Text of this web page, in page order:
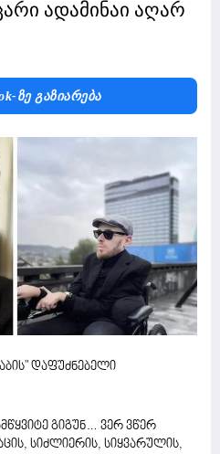
ადამინაი აღარ
Ზე Გაზიარება
დაფუძნებელი
გიგუნ… ვერ ვწერ
სიძლიერის, სიყვარულის,